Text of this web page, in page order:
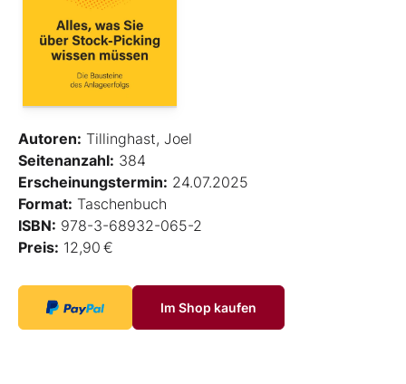
Autoren: Tillinghast, Joel
Seitenanzahl: 384
Erscheinungstermin: 24.07.2025
Format: Taschenbuch
ISBN: 978-3-68932-065-2
Preis: 12,90 €
Im Shop kaufen